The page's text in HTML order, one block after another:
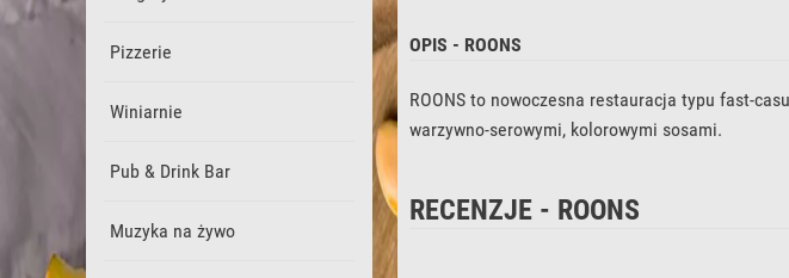
Pizzerie
Winiarnie
Pub & Drink Bar
Muzyka na żywo
OPIS - ROONS
ROONS to nowoczesna restauracja typu fast-
warzywno-serowymi, kolorowymi sosami.
RECENZJE - ROONS